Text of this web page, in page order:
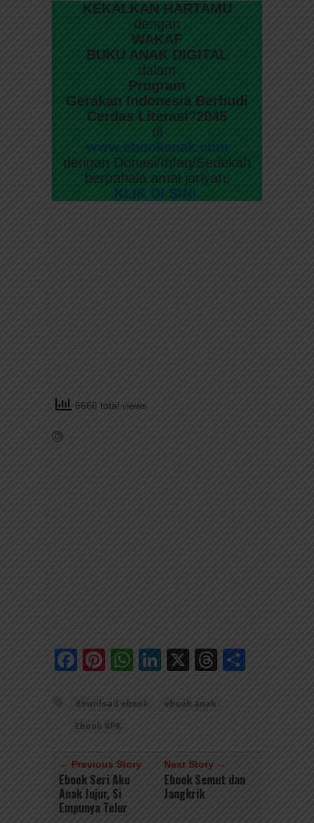
KEKALKAN HARTAMU
dengan
WAKAF
BUKU ANAK DIGITAL
dalam
Program
Gerakan Indonesia Berbudi
Cerdas Literasi?2045
di
www.ebookanak.com
dengan Donasi/Infaq/Sedekah
berpahala amal jariyah:
KLIK DI SINI.
6666 total views
Facebook
Pinterest
WhatsApp
LinkedIn
X Threads
download ebook
ebook anak
Ebook KPK
← Previous Story
Ebook Seri Aku
Anak Jujur, Si
Empunya Telur
Next Story →
Ebook Semut dan
Jangkrik